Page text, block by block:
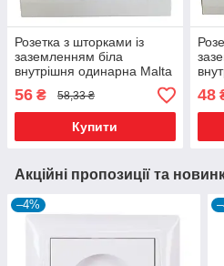
Розетка з шторками із
заземленням біла
внутрішня одинарна Malta
56 ₴ 58,33 ₴
Купити
48
Акційні пропозиції та
–4%